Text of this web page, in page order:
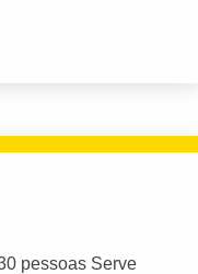
pessoas Serve